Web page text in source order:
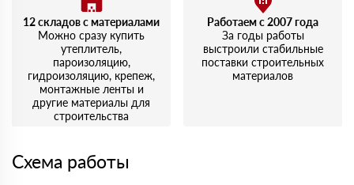
12 складов с материалами
Можно сразу купить
утеплитель,
пароизоляцию,
гидроизоляцию, крепеж,
монтажные ленты и
другие материалы для
строительства
Работаем с 2007 года
За годы работы
выстроили стабильные
поставки строительных
материалов
Схема работы